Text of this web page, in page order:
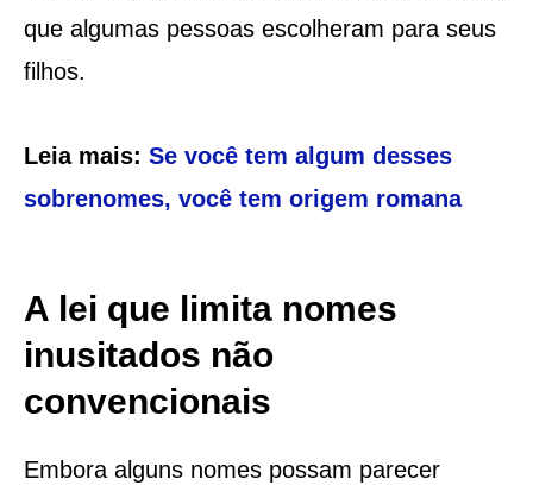
que algumas pessoas escolheram para seus
filhos.
Leia mais: Se você tem algum desses
sobrenomes, você tem origem romana
A lei que limita nomes
inusitados não
convencionais
Embora alguns nomes possam parecer